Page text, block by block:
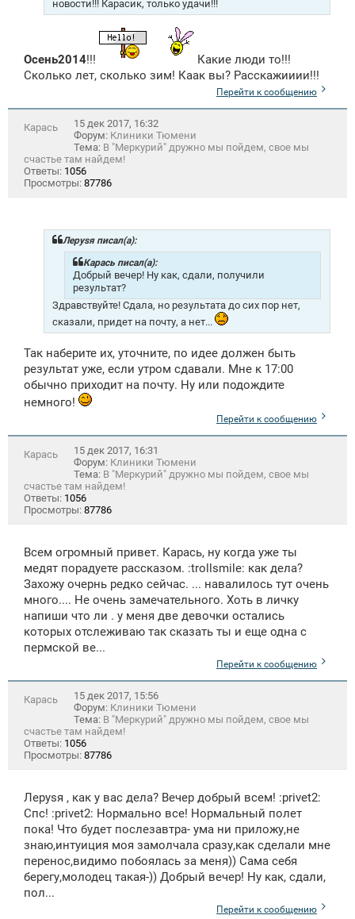
новости!!! Карасик, только удачи!!!
Осень2014!!!
Какие люди то!!!
Сколько лет, сколько зим! Каак вы? Расскажииии!!!
Перейти к сообщению
Карась
15 дек 2017, 16:32
Форум: Клиники Тюмени
Тема: В "Меркурий" дружно мы пойдем, свое мы
счастье там найдем!
Ответы: 1056
Просмотры: 87786
Лeрysя писал(а):
Карась писал(а):
Добрый вечер! Ну как, сдали, получили
результат?
Здравствуйте! Сдала, но результата до сих пор нет,
сказали, придет на почту, а нет...
Так наберите их, уточните, по идее должен быть
результат уже, если утром сдавали. Мне к 17:00
обычно приходит на почту. Ну или подождите
немного!
Перейти к сообщению
Карась
15 дек 2017, 16:31
Форум: Клиники Тюмени
Тема: В "Меркурий" дружно мы пойдем, свое мы
счастье там найдем!
Ответы: 1056
Просмотры: 87786
Всем огромный привет. Карась, ну когда уже ты
медят порадуете рассказом. :trollsmile: как дела?
Захожу очернь редко сейчас. ... навалилось тут очень
много.... Не очень замечательного. Хоть в личку
напиши что ли . у меня две девочки остались
которых отслеживаю так сказать ты и еще одна с
пермской ве...
Перейти к сообщению
Карась
15 дек 2017, 15:56
Форум: Клиники Тюмени
Тема: В "Меркурий" дружно мы пойдем, свое мы
счастье там найдем!
Ответы: 1056
Просмотры: 87786
Лeрysя , как у вас дела? Вечер добрый всем! :privet2:
Спс! :privet2: Нормально все! Нормальный полет
пока! Что будет послезавтра- ума ни приложу,не
знаю,интуиция моя замолчала сразу,как сделали мне
перенос,видимо побоялась за меня)) Сама себя
берегу,молодец такая-)) Добрый вечер! Ну как, сдали,
пол...
Перейти к сообщению